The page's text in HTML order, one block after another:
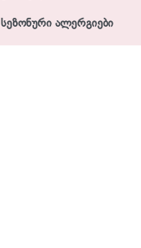
სეზონური ალერგიები